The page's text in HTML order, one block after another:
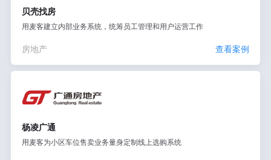
贝壳找房
用麦客建立内部业务系统，统筹员工管理和用户运营工作
房地产 查看案例
杨凌广通
用麦客为小区车位售卖业务量身定制线上选购系统